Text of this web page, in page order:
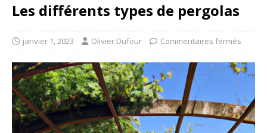
Les différents types de pergolas
janvier 1, 2023 Olivier Dufour Commentaires fermés